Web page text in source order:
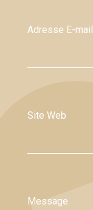
Adresse E-mail
Site Web
Message